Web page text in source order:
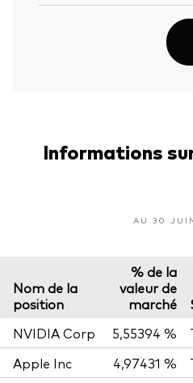
Informations
AU 30
Nom de la
position
% de la
valeur de
marché
NVIDIA Corp
5,55394 %
Apple Inc
4,97431 %